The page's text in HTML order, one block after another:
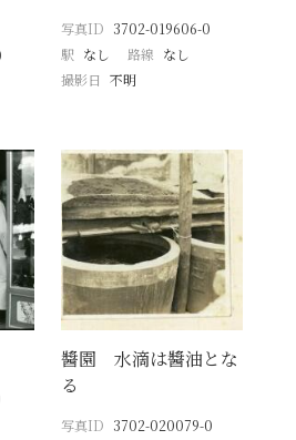
写真ID 3702-019606-0
駅 なし 路線 なし
撮影日 不明
醬園 水滴は醬油とな
る
写真ID 3702-020079-0